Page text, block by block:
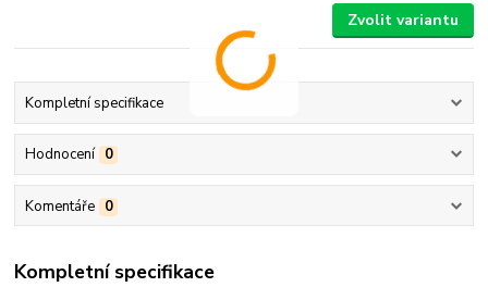
Zvolit variantu
Kompletní specifikace
Hodnocení 0
Komentáře 0
Kompletní specifikace